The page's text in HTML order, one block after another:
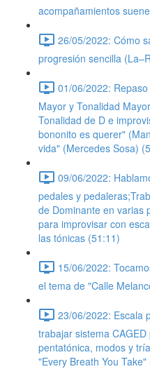
acompañamientos
26/05/2022: Cómo
progresión sencilla
01/06/2022:
Mayor y Tonalidad
Tonalidad de D e
bononito es querer"
vida" (Mercedes Sosa)
09/06/2022:
pedales y
de Dominante en varias
para improvisar con
las tónicas (51:11)
15/06/2022:
el tema de "Calle
23/06/2022: Escala
trabajar sistema
pentatónica, modos y
"Every Breath You